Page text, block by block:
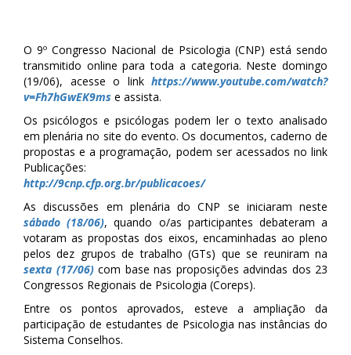
O 9º Congresso Nacional de Psicologia (CNP) está sendo
transmitido online para toda a categoria. Neste domingo
(19/06), acesse o link https://www.youtube.com/watch?
v=Fh7hGwEK9ms e assista.
Os psicólogos e psicólogas podem ler o texto analisado
em plenária no site do evento. Os documentos, caderno de
propostas e a programação, podem ser acessados no link
Publicações:
http://9cnp.cfp.org.br/publicacoes/
As discussões em plenária do CNP se iniciaram neste
sábado (18/06), quando o/as participantes debateram a
votaram as propostas dos eixos, encaminhadas ao pleno
pelos dez grupos de trabalho (GTs) que se reuniram na
sexta (17/06)com base nas proposições advindas dos 23
Congressos Regionais de Psicologia (Coreps).
Entre os pontos aprovados, esteve a ampliação da
participação de estudantes de Psicologia nas instâncias do
Sistema Conselhos.